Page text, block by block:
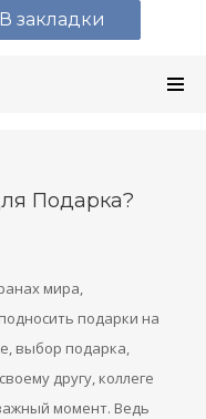
Подарка?
мира,
подарки на
выбор подарка,
другу, коллеге
момент. Ведь
В закладки